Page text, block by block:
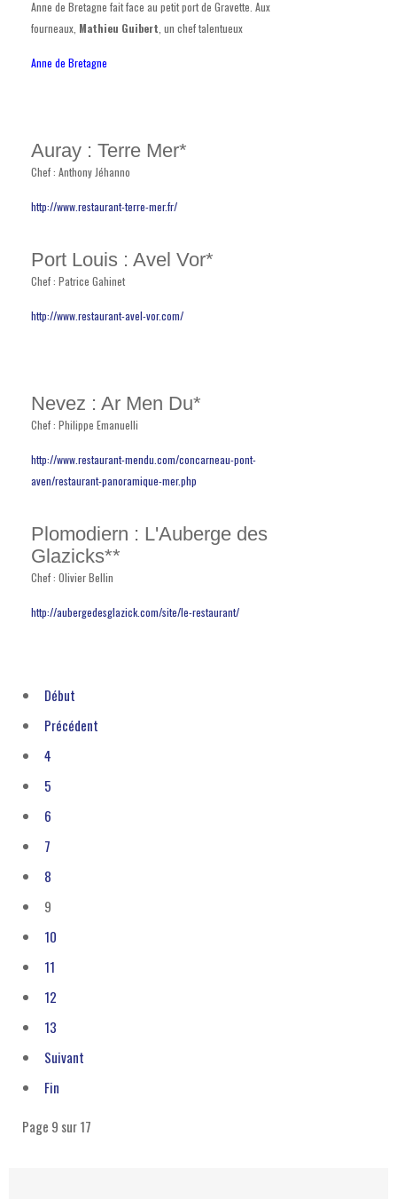
Anne de Bretagne fait face au petit port de Gravette. Aux
fourneaux, Mathieu Guibert , un chef talentueux
Anne de Bretagne
Auray : Terre Mer*
Chef : Anthony Jéhanno
http://www.restaurant-terre-mer.fr/
Port Louis : Avel Vor*
Chef : Patrice Gahinet
http://www.restaurant-avel-vor.com/
Nevez : Ar Men Du*
Chef : Philippe Emanuelli
http://www.restaurant-mendu.com/concarneau-pont-
aven/restaurant-panoramique-mer.php
Plomodiern : L'Auberge des
Glazicks**
Chef : Olivier Bellin
http://aubergedesglazick.com/site/le-restaurant/
Début
Précédent
4
5
6
7
8
9
10
11
12
13
Suivant
Fin
Page 9 sur 17